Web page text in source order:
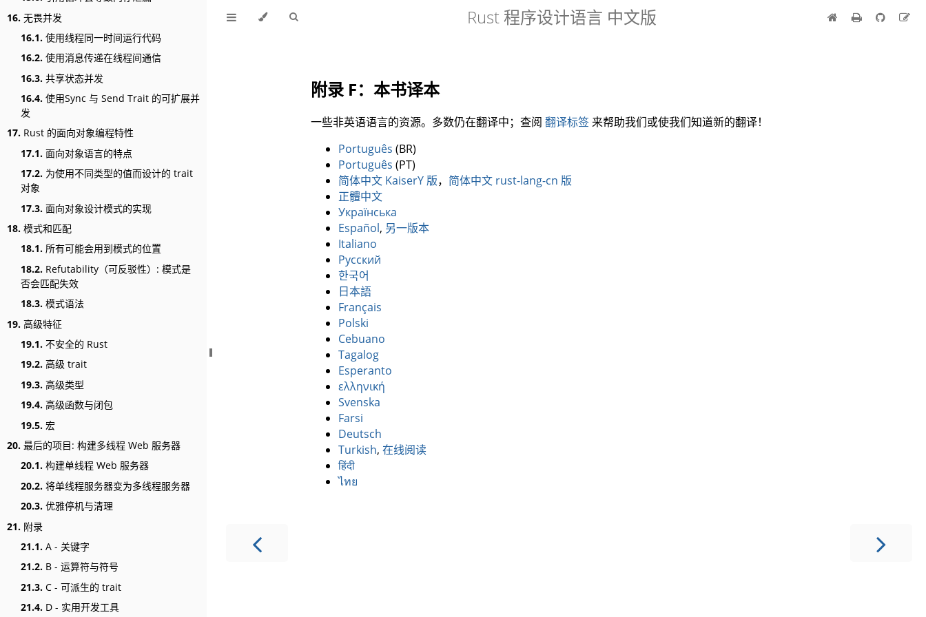
16. 无畏并发
16.1. 使用线程同一时间运行代码
16.2. 使用消息传递在线程间通信
16.3. 共享状态并发
16.4. 使用Sync 与 Send Trait 的可扩展并
发
17. Rust 的面向对象编程特性
17.1. 面向对象语言的特点
17.2. 为使用不同类型的值而设计的 trait
对象
17.3. 面向对象设计模式的实现
18. 模式和匹配
18.1. 所有可能会用到模式的位置
18.2. Refutability（可反驳性）: 模式是
否会匹配失效
18.3. 模式语法
19. 高级特征
19.1. 不安全的 Rust
19.2. 高级 trait
19.3. 高级类型
19.4. 高级函数与闭包
19.5. 宏
20. 最后的项目: 构建多线程 Web 服务器
20.1. 构建单线程 Web 服务器
20.2. 将单线程服务器变为多线程服务器
20.3. 优雅停机与清理
21. 附录
21.1. A - 关键字
21.2. B - 运算符与符号
21.3. C - 可派生的 trait
21.4. D - 实用开发工具
Rust 程序设计语言 中文版
附录 F：本书译本
一些非英语语言的资源。多数仍在翻译中；查阅 翻译标签 来帮助我们或使我们知道新的翻译！
Português (BR)
Português (PT)
简体中文 KaiserY 版， 简体中文 rust-lang-cn 版
正體中文
Українська
Español, 另一版本
Italiano
Русский
한국어
日本語
Français
Polski
Cebuano
Tagalog
Esperanto
ελληνική
Svenska
Farsi
Deutsch
Turkish, 在线阅读
हिंदी
ไทย